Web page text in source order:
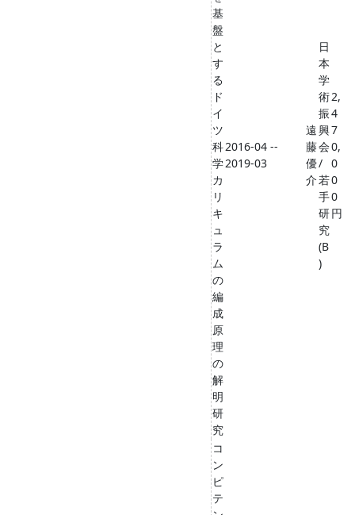
基
盤
と
す
る
ド
イ
ツ
科
学
カ
リ
キ
ュ
ラ
ム
の
編
成
原
理
の
解
明
研
究
2016-04 --
2019-03
遠
藤
優
介
日
本
学
術
振
興
会
/
若
手
研
究
(B
)
2,
4
7
0,
0
0
0
円
コ
ン
ピ
テ